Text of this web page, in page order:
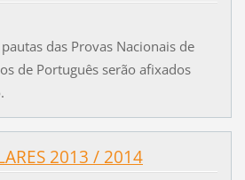
das Provas Nacionais de
de Português serão afixados
2013 / 2014